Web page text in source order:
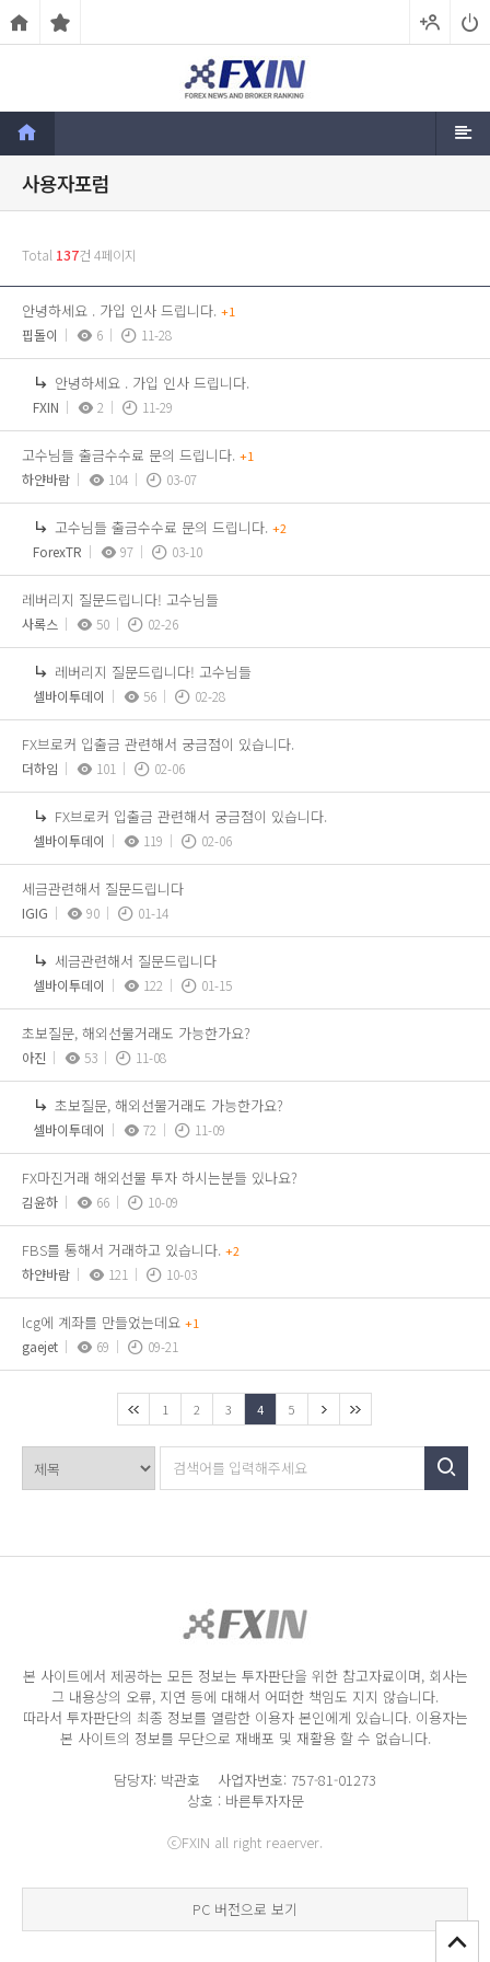
사용자포럼
Total 137건 4페이지
안녕하세요 . 가입 인사 드립니다. +1
핍돌이 6 11-28
안녕하세요 . 가입 인사 드립니다.
FXIN 2 11-29
고수님들 출금수수료 문의 드립니다. +1
하얀바람 104 03-07
고수님들 출금수수료 문의 드립니다. +2
ForexTR 97 03-10
레버리지 질문드립니다! 고수님들
사록스 50 02-26
레버리지 질문드립니다! 고수님들
셀바이투데이 56 02-28
FX브로커 입출금 관련해서 궁금점이 있습니다.
더하임 101 02-06
FX브로커 입출금 관련해서 궁금점이 있습니다.
셀바이투데이 119 02-06
세금관련해서 질문드립니다
IGIG 90 01-14
세금관련해서 질문드립니다
셀바이투데이 122 01-15
초보질문, 해외선물거래도 가능한가요?
아진 53 11-08
초보질문, 해외선물거래도 가능한가요?
셀바이투데이 72 11-09
FX마진거래 해외선물 투자 하시는분들 있나요?
김윤하 66 10-09
FBS를 통해서 거래하고 있습니다. +2
하얀바람 121 10-03
lcg에 계좌를 만들었는데요 +1
gaejet 69 09-21
1 2 3 4 5
본 사이트에서 제공하는 모든 정보는 투자판단을 위한 참고자료이며, 회사는
그 내용상의 오류, 지연 등에 대해서 어떠한 책임도 지지 않습니다.
따라서 투자판단의 최종 정보를 열람한 이용자 본인에게 있습니다. 이용자는
본 사이트의 정보를 무단으로 재배포 및 재활용 할 수 없습니다.
담당자: 박관호 사업자번호: 757-81-01273
상호 : 바른투자자문
ⓒFXIN all right reaerver.
PC 버전으로 보기